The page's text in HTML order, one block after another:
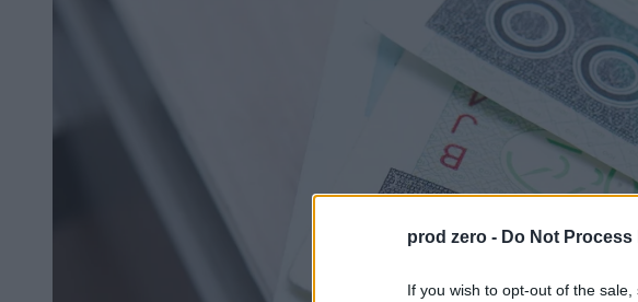
prod zero - Do Not
If you wish to opt-out of the